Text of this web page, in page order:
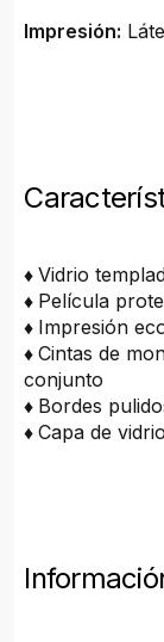
Impresión:
♦Vidrio
♦ Película
♦ Impresión
♦Cintas de
conjunto
♦ Bordes
♦Capa de